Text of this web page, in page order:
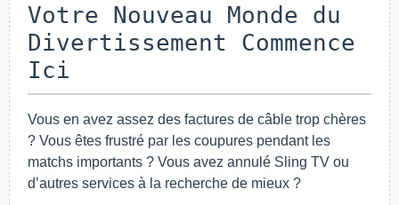
Votre Nouveau Monde du
Divertissement Commence
Ici
Vous en avez assez des factures de câble trop chères
? Vous êtes frustré par les coupures pendant les
matchs importants ? Vous avez annulé Sling TV ou
d’autres services à la recherche de mieux ?